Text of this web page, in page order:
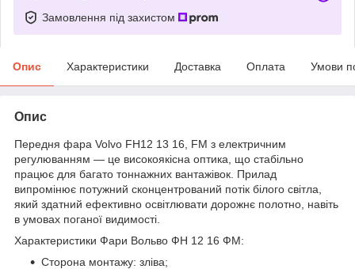
Замовлення під захистом
Опис Характеристики Доставка Оплата Умови
Опис
Передня фара Volvo FH12 13 16, FM з електричним
регулюванням — це високоякісна оптика, що стабільно
працює для багато тоннажних вантажівок. Прилад
випромінює потужний сконцентрований потік білого світла,
який здатний ефективно освітлювати дорожнє полотно, навіть
в умовах поганої видимості.
Характеристики Фари Вольво ФН 12 16 ФМ:
Сторона монтажу: зліва;